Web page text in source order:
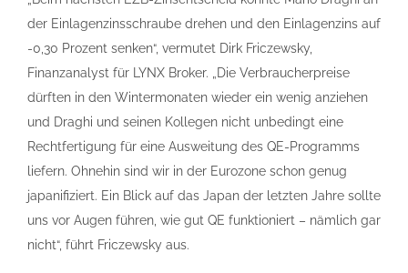
der Einlagenzinsschraube drehen und den Einlagenzins auf
-0,30 Prozent senken“, vermutet Dirk Friczewsky,
Finanzanalyst für LYNX Broker. „Die Verbraucherpreise
dürften in den Wintermonaten wieder ein wenig anziehen
und Draghi und seinen Kollegen nicht unbedingt eine
Rechtfertigung für eine Ausweitung des QE-Programms
liefern. Ohnehin sind wir in der Eurozone schon genug
japanifiziert. Ein Blick auf das Japan der letzten Jahre sollte
uns vor Augen führen, wie gut QE funktioniert – nämlich gar
nicht“, führt Friczewsky aus.